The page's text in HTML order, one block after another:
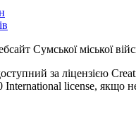
Сумської міської
за ліцензією
license, якщо